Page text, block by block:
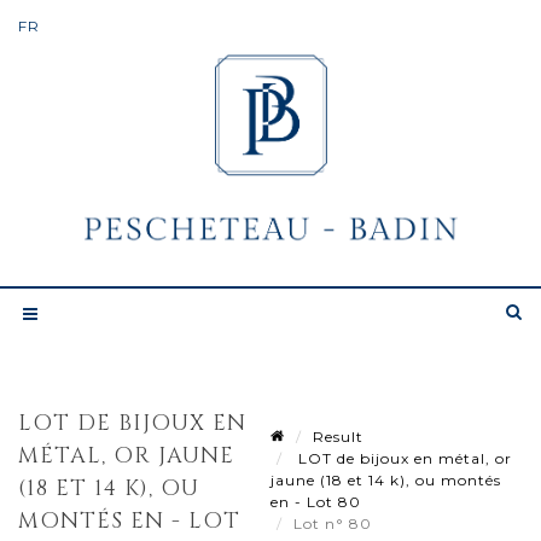
LOT DE BIJOUX EN
MÉTAL, OR JAUNE
(18 ET 14 K), OU
MONTÉS EN - LOT
Result
LOT de bijoux en métal, or
jaune (18 et 14 k), ou montés
en - Lot 80
Lot n° 80